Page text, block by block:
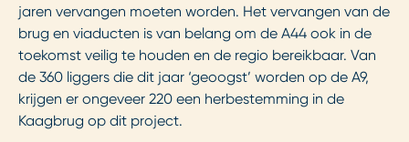
jaren vervangen moeten worden. Het vervangen van de
brug en viaducten is van belang om de A44 ook in de
toekomst veilig te houden en de regio bereikbaar. Van
de 360 liggers die dit jaar ‘geoogst’ worden op de A9,
krijgen er ongeveer 220 een herbestemming in de
Kaagbrug op dit project.